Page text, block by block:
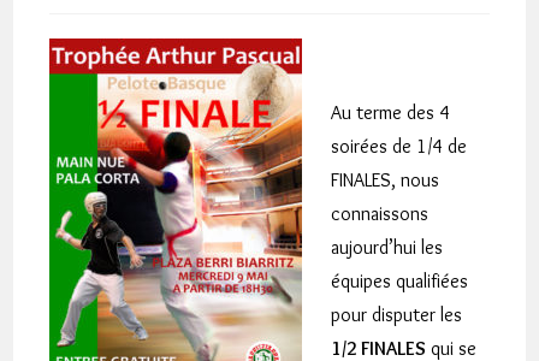
publication :
Au terme des 4
soirées de 1/4 de
FINALES, nous
connaissons
aujourd’hui les
équipes qualifiées
pour disputer les
1/2 FINALES qui se